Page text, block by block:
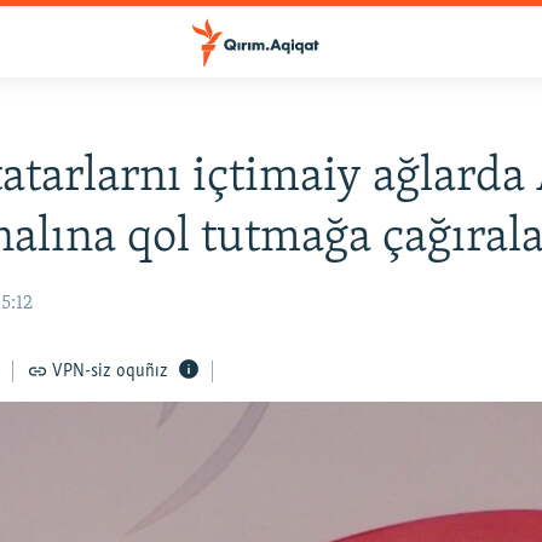
içtimaiy ağlarda
qol tutmağa
VPN-siz oquñız